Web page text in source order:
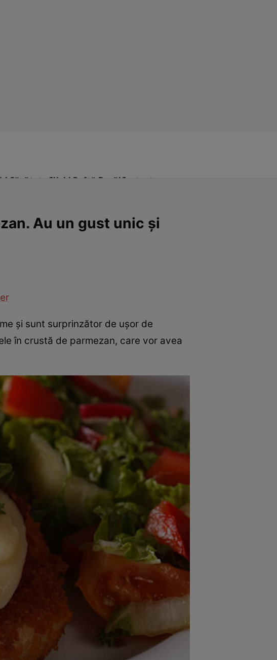
Sănătate Click! Poftă Bună!Contact
Au un gust unic și
și sunt surprinzător de ușor de
în crustă de parmezan, care vor avea